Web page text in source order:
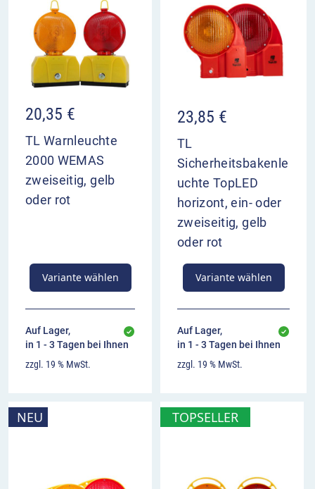
20,35 €
TL Warnleuchte
2000 WEMAS
zweiseitig, gelb
oder rot
Variante wählen
Auf Lager,
in 1 - 3 Tagen bei Ihnen
zzgl. 19 % MwSt.
23,85 €
TL
Sicherheitsbakenle
uchte TopLED
horizont, ein- oder
zweiseitig, gelb
oder rot
Variante wählen
Auf Lager,
in 1 - 3 Tagen bei Ihnen
zzgl. 19 % MwSt.
NEU TOPSELLER